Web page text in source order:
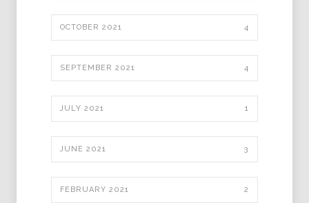
OCTOBER 2021 4
SEPTEMBER 2021 4
JULY 2021 1
JUNE 2021 3
FEBRUARY 2021 2